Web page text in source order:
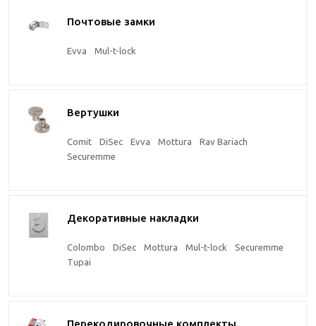
Почтовые замки
Evva Mul-t-lock
Вертушки
Comit DiSec Evva Mottura
Rav Bariach
Securemme
Декоративные накладки
Colombo DiSec Mottura Mul-t-lock
Securemme
Tupai
Перекодировочные комплекты